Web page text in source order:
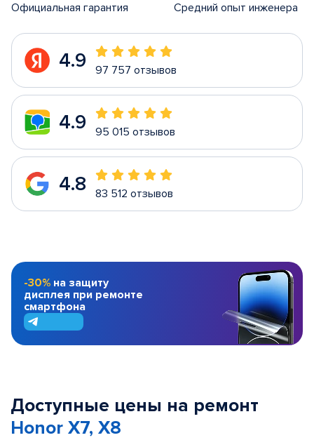
Официальная гарантия Средний опыт инженера
4.9 97 757 отзывов
4.9 95 015 отзывов
4.8 83 512 отзывов
-30% на защиту
дисплея при ремонте
смартфона
Доступные цены на ремонт
Honor X7, X8